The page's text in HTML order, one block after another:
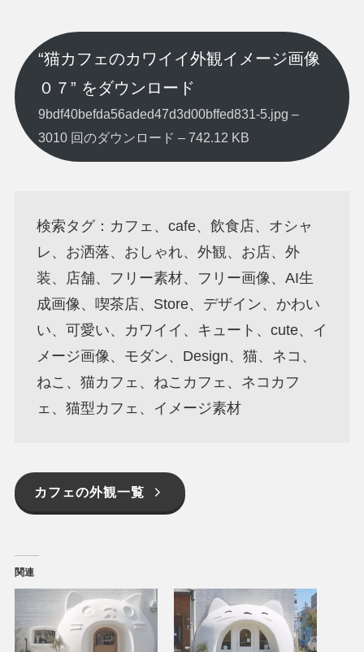
“猫カフェのカワイイ外観イメージ画像
０７” をダウンロード
9bdf40befda56aded47d3d00bffed831-5.jpg –
3010 回のダウンロード – 742.12 KB
検索タグ：カフェ、cafe、飲食店、オシャ
レ、お洒落、おしゃれ、外観、お店、外
装、店舗、フリー素材、フリー画像、AI生
成画像、喫茶店、Store、デザイン、かわい
い、可愛い、カワイイ、キュート、cute、イ
メージ画像、モダン、Design、猫、ネコ、
ねこ、猫カフェ、ねこカフェ、ネコカフ
ェ、猫型カフェ、イメージ素材
カフェの外観一覧
関連